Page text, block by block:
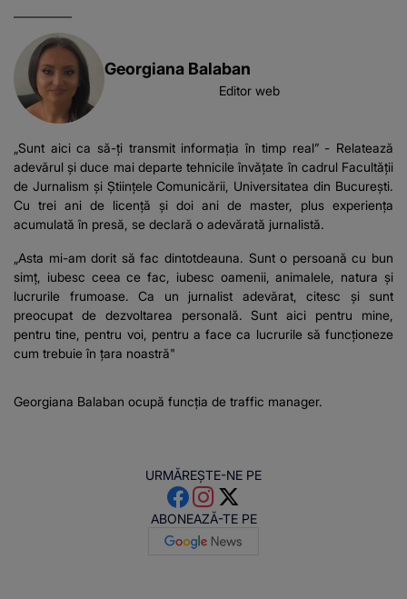
Georgiana Balaban
Editor web
„Sunt aici ca să-ți transmit informația în timp real” - Relatează
adevărul și duce mai departe tehnicile învățate în cadrul Facultății
de Jurnalism și Științele Comunicării, Universitatea din București.
Cu trei ani de licență și doi ani de master, plus experiența
acumulată în presă, se declară o adevărată jurnalistă.
„Asta mi-am dorit să fac dintotdeauna. Sunt o persoană cu bun
simț, iubesc ceea ce fac, iubesc oamenii, animalele, natura și
lucrurile frumoase. Ca un jurnalist adevărat, citesc și sunt
preocupat de dezvoltarea personală. Sunt aici pentru mine,
pentru tine, pentru voi, pentru a face ca lucrurile să funcționeze
cum trebuie în țara noastră"
Georgiana Balaban ocupă funcția de traffic manager.
URMĂREȘTE-NE PE
ABONEAZĂ-TE PE